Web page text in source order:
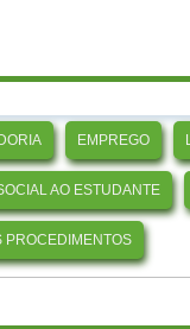
EMPREGO
AO ESTUDANTE
PROCEDIMENTOS